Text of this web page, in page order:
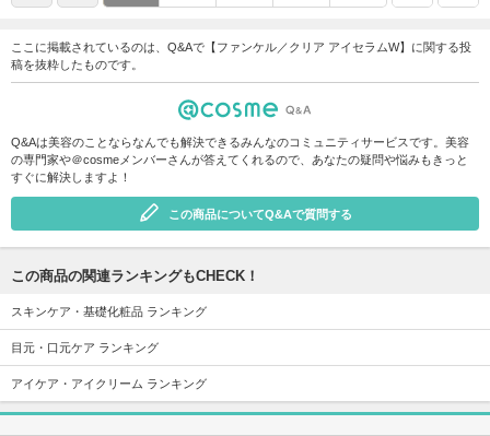
ここに掲載されているのは、Q&Aで【ファンケル／クリア アイセラムW】に関する投
稿を抜粋したものです。
Q&Aは美容のことならなんでも解決できるみんなのコミュニティサービスです。美容
の専門家や＠cosmeメンバーさんが答えてくれるので、あなたの疑問や悩みもきっと
すぐに解決しますよ！
この商品についてQ&Aで質問する
この商品の関連ランキングもCHECK！
スキンケア・基礎化粧品 ランキング
目元・口元ケア ランキング
アイケア・アイクリーム ランキング